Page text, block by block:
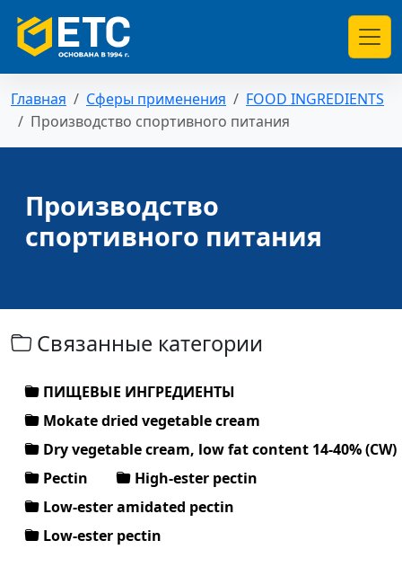
Главная Сферы применения
FOOD INGREDIENTS
Производство спортивного питания
Производство
спортивного питания
Связанные категории
ПИЩЕВЫЕ ИНГРЕДИЕНТЫ
Mokate dried vegetable cream
Dry vegetable cream, low fat content 14-40% (CW)
Pectin
High-ester pectin
Low-ester amidated pectin
Low-ester pectin